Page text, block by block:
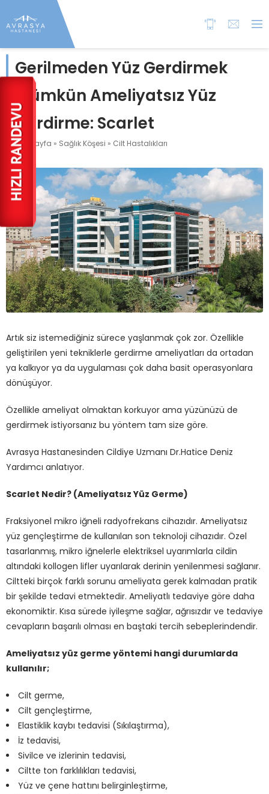
Gerilmeden Yüz Gerdirmek
Mümkün Ameliyatsız Yüz
Gerdirme: Scarlet
Anasayfa » Sağlık Köşesi » Cilt Hastalıkları
Artık siz istemediğiniz sürece yaşlanmak çok zor. Özellikle
geliştirilen yeni tekniklerle gerdirme ameliyatları da ortadan
ya kalkıyor ya da uygulaması çok daha basit operasyonlara
dönüşüyor.
Özellikle ameliyat olmaktan korkuyor ama yüzünüzü de
gerdirmek istiyorsanız bu yöntem tam size göre.
Avrasya Hastanesinden Cildiye Uzmanı Dr.Hatice Deniz
Yardımcı anlatıyor.
Scarlet Nedir? (Ameliyatsız Yüz Germe)
Fraksiyonel mikro iğneli radyofrekans cihazıdır. Ameliyatsız
yüz gençleştirme de kullanılan son teknoloji cihazıdır. Özel
tasarlanmış, mikro iğnelerle elektriksel uyarımlarla cildin
altındaki kollogen lifler uyarılarak derinin yenilenmesi sağlanır.
Ciltteki birçok farklı sorunu ameliyata gerek kalmadan pratik
bir şekilde tedavi etmektedir. Ameliyatlı tedaviye göre daha
ekonomiktir. Kısa sürede iyileşme sağlar, ağrısızdır ve tedaviye
cevapların başarılı olması en baştaki tercih sebeplerindendir.
Ameliyatsız yüz germe yöntemi hangi durumlarda
kullanılır;
Cilt germe,
Cilt gençleştirme,
Elastiklik kaybı tedavisi (Sıkılaştırma),
İz tedavisi,
Sivilce ve izlerinin tedavisi,
Ciltte ton farklılıkları tedavisi,
Yüz ve çene hattını belirginleştirme,